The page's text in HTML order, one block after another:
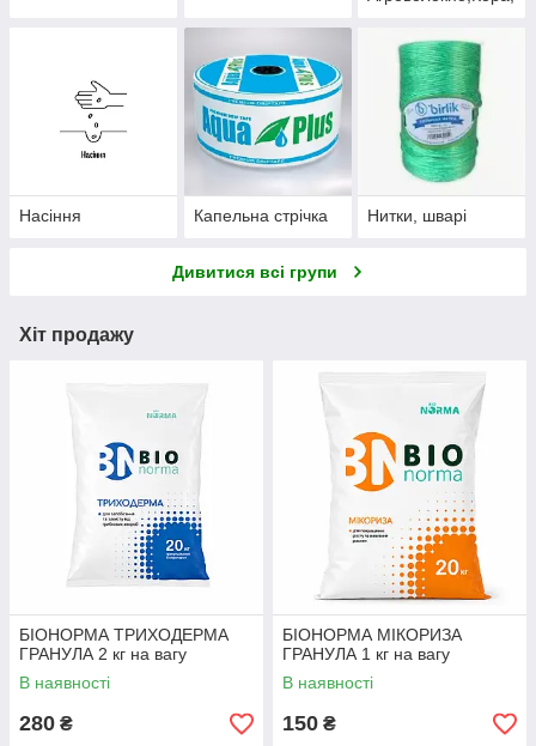
Насіння Капельна стрічка Нитки, шварі
Дивитися всі групи
Хіт продажу
БІОНОРМА ТРИХОДЕРМА
ГРАНУЛА 2 кг на вагу
В наявності
280 ₴
БІОНОРМА МІКОРИЗА
ГРАНУЛА 1 кг на вагу
В наявності
150 ₴